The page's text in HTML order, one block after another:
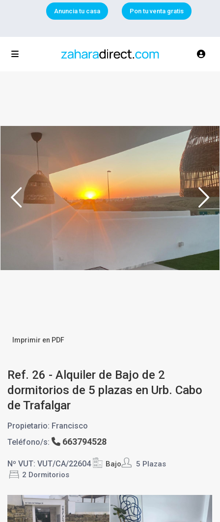
Anuncia tu casa Pon tu venta gratis
Imprimir en PDF
Ref. 26 - Alquiler de Bajo de 2
dormitorios de 5 plazas en Urb. Cabo
de Trafalgar
Propietario: Francisco
Teléfono/s:
663794528
Nº VUT: VUT/CA/22604 Bajo
5 Plazas
2 Dormitorios